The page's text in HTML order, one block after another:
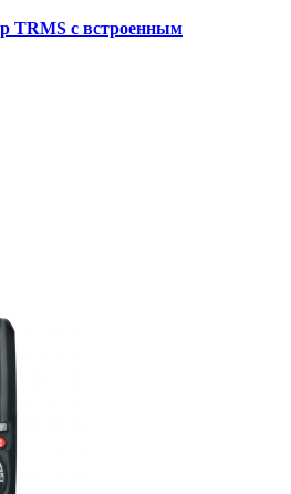
TRMS с встроенным